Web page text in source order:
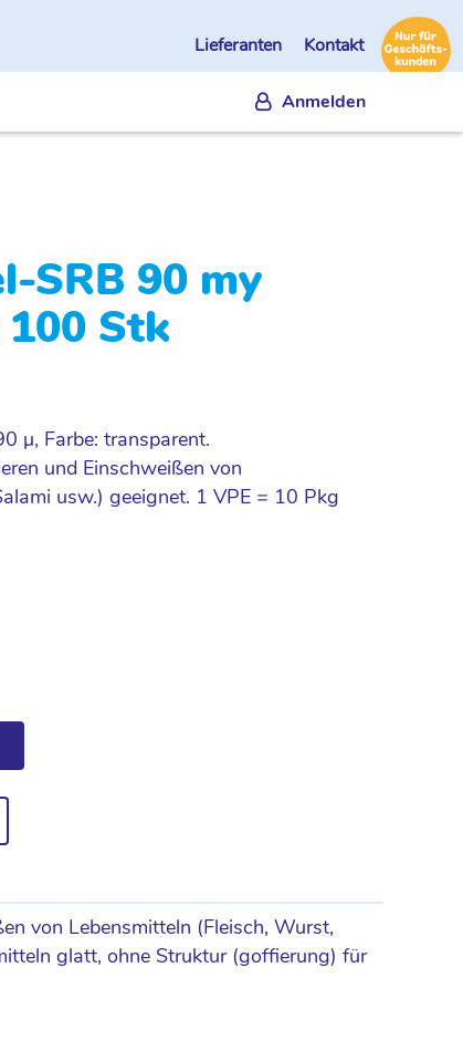
Lieferanten Kontakt
Anmelden
SRB 90 my
Stk
µ, Farbe: transparent.
und Einschweißen von
usw.) geeignet. 1 VPE = 10 Pkg
von Lebensmitteln (Fleisch, Wurst,
glatt, ohne Struktur (goffierung) für